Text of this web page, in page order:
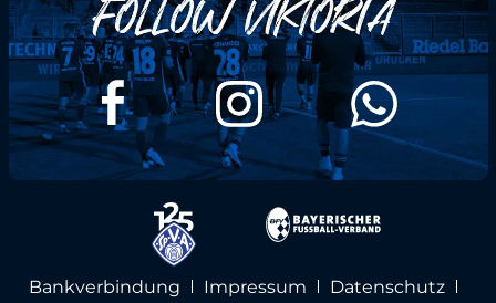
Bankverbindung Impressum Datenschutz